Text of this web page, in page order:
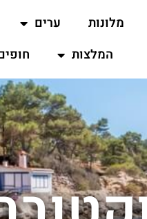
מלונות ערים
המלצות